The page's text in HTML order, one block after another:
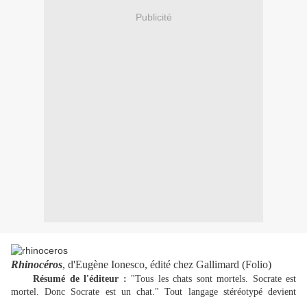
Publicité
Rhinocéros, d'Eugène Ionesco, édité chez Gallimard (Folio)
Résumé de l'éditeur : "Tous les chats sont mortels. Socrate est
mortel. Donc Socrate est un chat." Tout langage stéréotypé devient